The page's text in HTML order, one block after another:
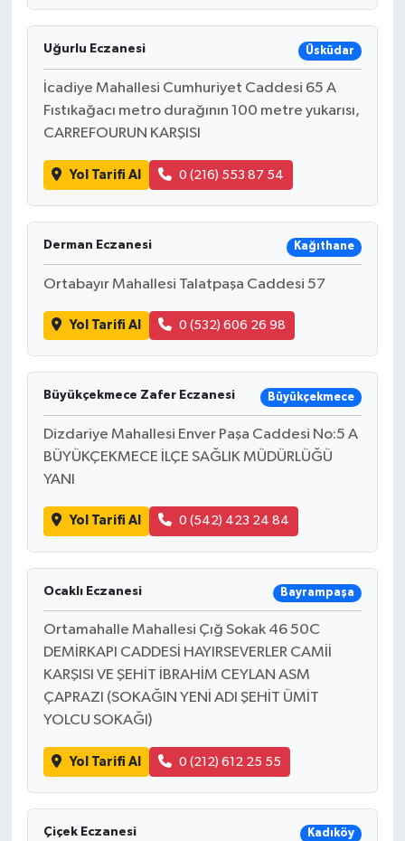
Uğurlu Eczanesi Üsküdar
İcadiye Mahallesi Cumhuriyet Caddesi 65 A
Fıstıkağacı metro durağının 100 metre yukarısı,
CARREFOURUN KARŞISI
Yol Tarifi Al 0 (216) 553 87 54
Derman Eczanesi Kağıthane
Ortabayır Mahallesi Talatpaşa Caddesi 57
Yol Tarifi Al 0 (532) 606 26 98
Büyükçekmece Zafer Eczanesi Büyükçekmece
Dizdariye Mahallesi Enver Paşa Caddesi No:5 A
BÜYÜKÇEKMECE İLÇE SAĞLIK MÜDÜRLÜĞÜ
YANI
Yol Tarifi Al 0 (542) 423 24 84
Ocaklı Eczanesi Bayrampaşa
Ortamahalle Mahallesi Çığ Sokak 46 50C
DEMİRKAPI CADDESİ HAYIRSEVERLER CAMİİ
KARŞISI VE ŞEHİT İBRAHİM CEYLAN ASM
ÇAPRAZI (SOKAĞIN YENİ ADI ŞEHİT ÜMİT
YOLCU SOKAĞI)
Yol Tarifi Al 0 (212) 612 25 55
Çiçek Eczanesi Kadıköy